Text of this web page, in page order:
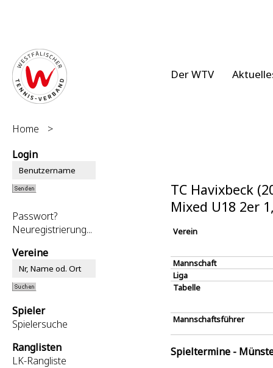
Der WTV
Home
>
Login
Passwort?
Neuregistrierung...
Vereine
Spieler
Spielersuche
Ranglisten
LK-Rangliste
TC Havixbeck
Mixed U18 2er
Verein
Mannschaft
Liga
Tabelle
Mannschaftsführer
Spieltermine -